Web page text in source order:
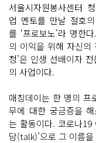
서울시자원봉사센터
업 멘토를 만날 절호
를 ‘프로보노’라 명한
의 이익을 위해 자신의
청’은 인생 선배이자
의 사업이다.
매칭데이는 한 명의 프
무에 대한 궁금증을
는 활동이다. 코로나19
담(talk)’으로 그 이름